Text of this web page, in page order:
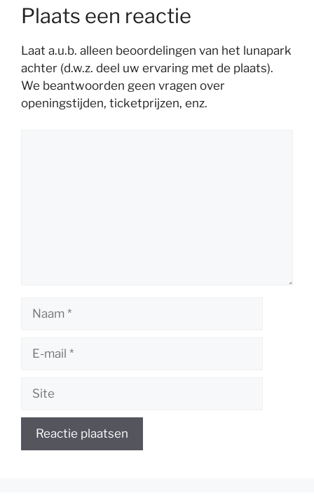
Plaats een reactie
Laat a.u.b. alleen beoordelingen van het lunapark
achter (d.w.z. deel uw ervaring met de plaats).
We beantwoorden geen vragen over
openingstijden, ticketprijzen, enz.
Naam
Site